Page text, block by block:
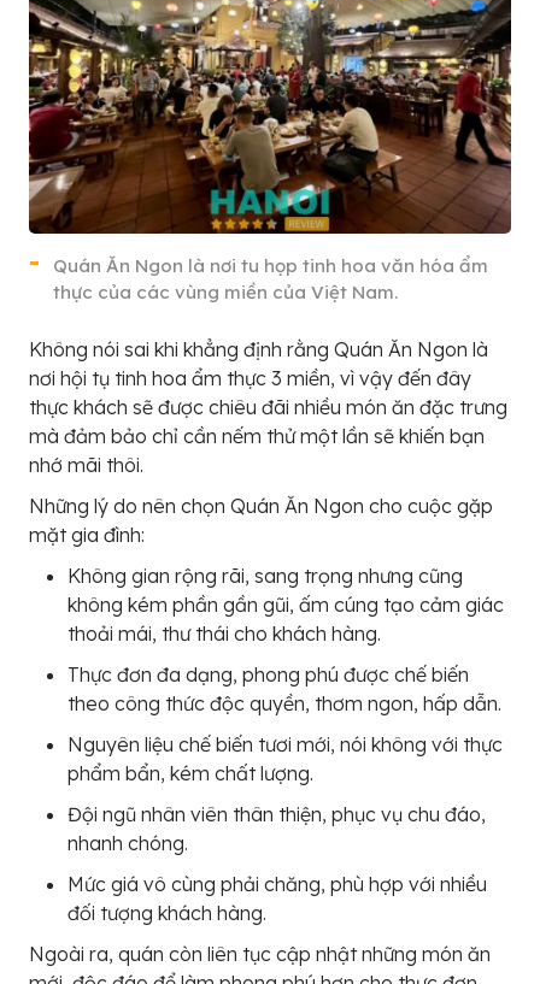
Quán Ăn Ngon là nơi tu họp tinh hoa văn hóa ẩm
thực của các vùng miền của Việt Nam.
Không nói sai khi khẳng định rằng Quán Ăn Ngon là
nơi hội tụ tinh hoa ẩm thực 3 miền, vì vậy đến đây
thực khách sẽ được chiêu đãi nhiều món ăn đặc trưng
mà đảm bảo chỉ cần nếm thử một lần sẽ khiến bạn
nhớ mãi thôi.
Những lý do nên chọn Quán Ăn Ngon cho cuộc gặp
mặt gia đình:
Không gian rộng rãi, sang trọng nhưng cũng
không kém phần gần gũi, ấm cúng tạo cảm giác
thoải mái, thư thái cho khách hàng.
Thực đơn đa dạng, phong phú được chế biến
theo công thức độc quyền, thơm ngon, hấp dẫn.
Nguyên liệu chế biến tươi mới, nói không với thực
phẩm bẩn, kém chất lượng.
Đội ngũ nhân viên thân thiện, phục vụ chu đáo,
nhanh chóng.
Mức giá vô cùng phải chăng, phù hợp với nhiều
đối tượng khách hàng.
Ngoài ra, quán còn liên tục cập nhật những món ăn